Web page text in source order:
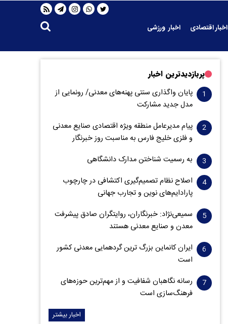
اخبار اقتصادی
اخبار ورزشی
پربازدیدترین اخبار
پایان واگذاری‌ سنتی پهنه‌های معدنی/ رونمایی از
مدل جدید مشارکت
پیام مدیرعامل منطقه ویژه اقتصادی صنایع معدنی
و فلزی خلیج فارس به مناسبت روز خبرنگار‌
به رسمیت شناختن مدارک دانشگاهی
اصلاح نظام تصمیم‌گیری اکتشافی در چارچوب
پارادایم‌های نوین و تجارب جهانی
سمیعی‌نژاد: خبرنگاران، روایتگران صادق پیشرفت
معدن و صنایع معدنی هستند
ایران کانماین بزرگ ترین گردهمایی معدنی کشور
است
رسانه نگاهبان شفافیت و از مهم‌ترین حوزه‌های
فرهنگ‌سازی است
اخبار بیشتر